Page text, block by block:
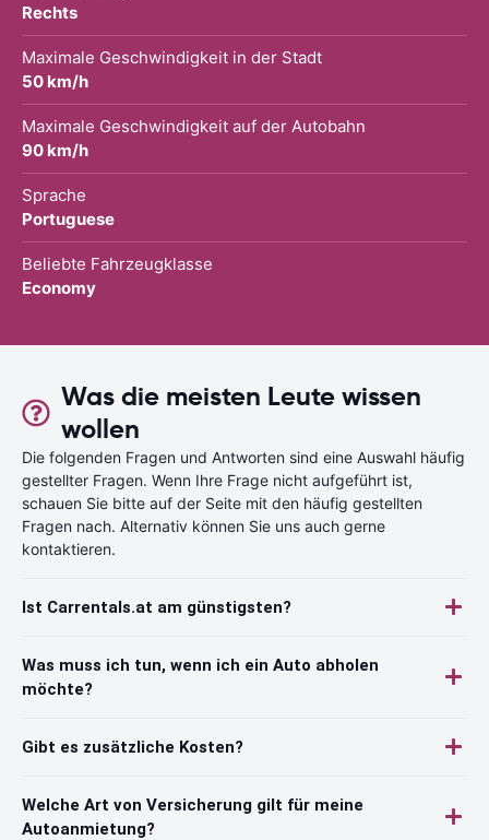
Rechts
Maximale Geschwindigkeit in der Stadt
50 km/h
Maximale Geschwindigkeit auf der Autobahn
90 km/h
Sprache
Portuguese
Beliebte Fahrzeugklasse
Economy
Was die meisten Leute wissen
wollen
Die folgenden Fragen und Antworten sind eine Auswahl häufig
gestellter Fragen. Wenn Ihre Frage nicht aufgeführt ist,
schauen Sie bitte auf der Seite mit den häufig gestellten
Fragen nach. Alternativ können Sie uns auch gerne
kontaktieren.
Ist Carrentals.at am günstigsten?
Was muss ich tun, wenn ich ein Auto abholen
möchte?
Gibt es zusätzliche Kosten?
Welche Art von Versicherung gilt für meine
Autoanmietung?